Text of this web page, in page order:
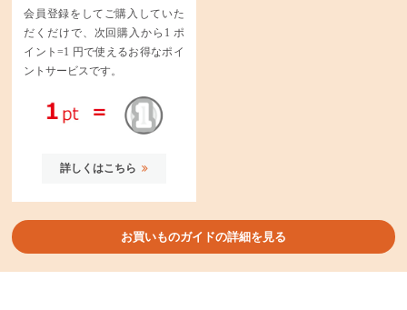
会員登録をしてご購入していた
だくだけで、次回購入から1 ポ
イント=1 円で使えるお得なポイ
ントサービスです。
詳しくはこちら
お買いものガイドの詳細を見る